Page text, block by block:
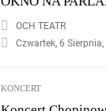
OCH TEATR
Czwartek, 6
KONCERT